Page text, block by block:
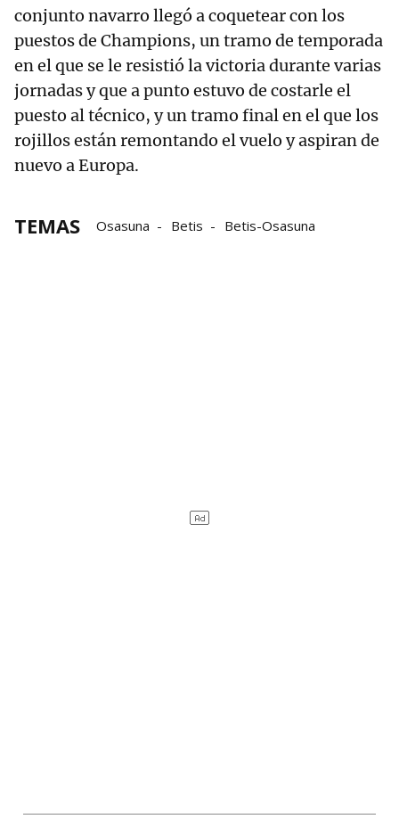
conjunto navarro llegó a coquetear con los
puestos de Champions, un tramo de temporada
en el que se le resistió la victoria durante varias
jornadas y que a punto estuvo de costarle el
puesto al técnico, y un tramo final en el que los
rojillos están remontando el vuelo y aspiran de
nuevo a Europa.
TEMAS Osasuna Betis Betis-Osasuna